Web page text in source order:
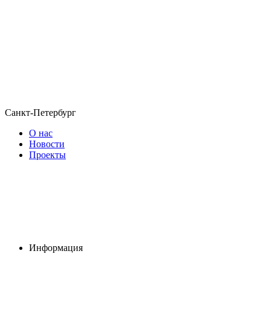
Санкт-Петербург
О нас
Новости
Проекты
Информация